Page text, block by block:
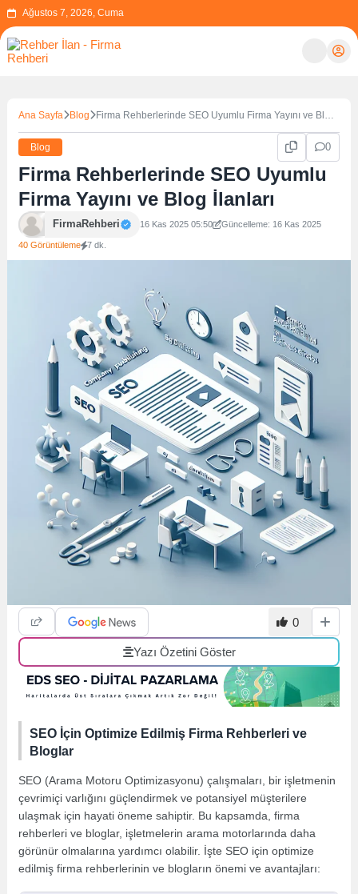
Ağustos 7, 2026, Cuma
Ana Sayfa Blog
Firma Rehberlerinde SEO Uyumlu Firma Yayını ve Blog
Blog
0
Firma Rehberlerinde SEO Uyumlu
Firma Yayını ve Blog İlanları
FirmaRehberi 16 Kas 2025 05:50 Güncelleme: 16 Kas 2025
40 Görüntüleme 7 dk.
0
Yazı Özetini Göster
SEO İçin Optimize Edilmiş Firma Rehberleri ve
Bloglar
SEO (Arama Motoru Optimizasyonu) çalışmaları, bir işletmenin
çevrimiçi varlığını güçlendirmek ve potansiyel müşterilere
ulaşmak için hayati öneme sahiptir. Bu kapsamda, firma
rehberleri ve bloglar, işletmelerin arama motorlarında daha
görünür olmalarına yardımcı olabilir. İşte SEO için optimize
edilmiş firma rehberlerinin ve blogların önemi ve avantajları: